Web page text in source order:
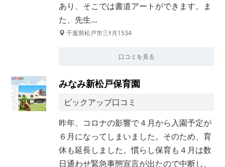
あり、そこでは書道アートができます。ま
た、先生…
千葉県松戸市三ｹ月1534
口コミを見る
みなみ新松戸保育園
ピックアップ口コミ
昨年、コロナの影響で４月から入園予定が
６月になってしまいました。そのため、育
休も延長しました。慣らし保育も４月は数
日通わせ緊急事態宣言が出たので中断し、